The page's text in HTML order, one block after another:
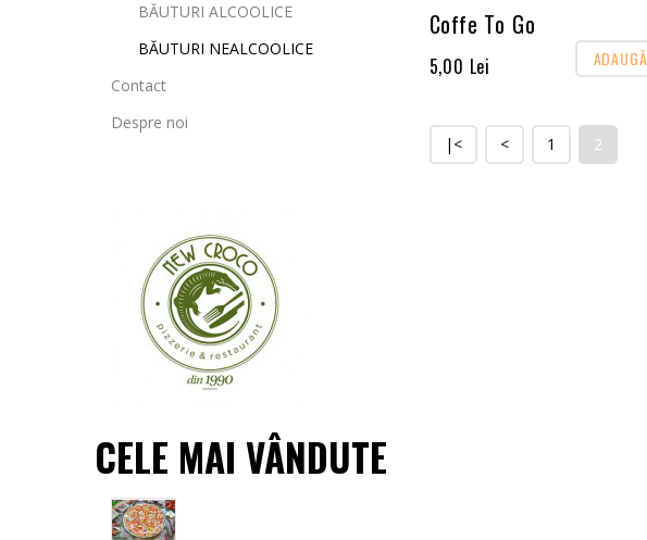
BĂUTURI ALCOOLICE
BĂUTURI NEALCOOLICE
Contact
Despre noi
CELE MAI VÂNDUTE
Coffe To Go
5,00 Lei
|< < 1 2